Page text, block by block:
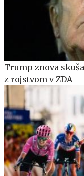
Trump znova
z rojstvom v ZDA